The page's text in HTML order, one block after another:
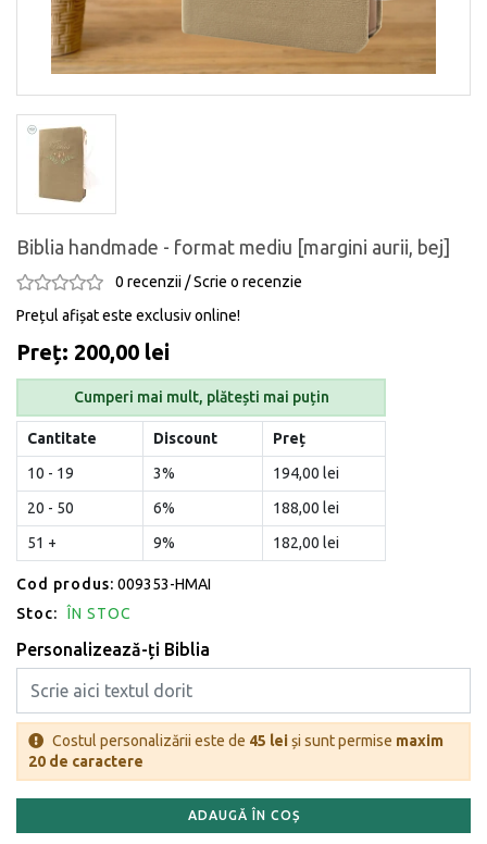
Biblia handmade - format mediu [margini aurii, bej]
0 recenzii /Scrie o recenzie
Prețul afișat este exclusiv online!
Preț: 200,00 lei
Cumperi mai mult, plătești mai puțin
Cantitate Discount
Preț
10 - 19
3%
194,00 lei
20 - 50
6%
188,00 lei
51 +
9% 182,00 lei
Cod produs: 009353-HMAI
Stoc:
ÎN STOC
Personalizează-ți Biblia
Costul personalizării este de 45 leiși sunt permise maxim
20 de caractere
ADAUGĂ ÎN COȘ